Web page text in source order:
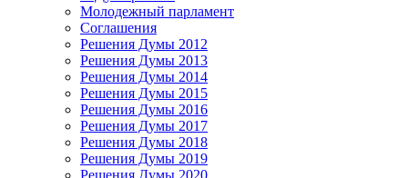
Молодежный парламент
Соглашения
Решения Думы 2012
Решения Думы 2013
Решения Думы 2014
Решения Думы 2015
Решения Думы 2016
Решения Думы 2017
Решения Думы 2018
Решения Думы 2019
Решения Думы 2020